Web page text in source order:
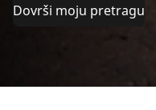
Dovrši moju pretragu